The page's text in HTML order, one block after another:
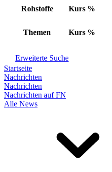
Rohstoffe Kurs %
Themen Kurs %
Erweiterte Suche
Startseite
Nachrichten
Nachrichten
Nachrichten auf FN
Alle News